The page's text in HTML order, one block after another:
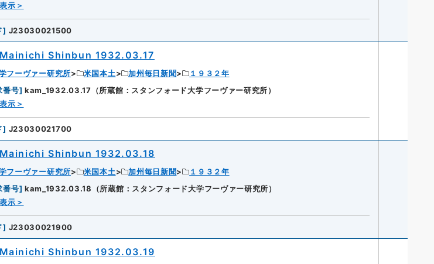
示＞
] J23030021500
Shinbun 1932.03.17
フーヴァー研究所 米国本土 加州毎日新聞
１９３２年
番号] kam_1932.03.17（所蔵館：スタンフォード大学フーヴァー研究所）
示＞
] J23030021700
Shinbun 1932.03.18
フーヴァー研究所 米国本土 加州毎日新聞
１９３２年
番号] kam_1932.03.18（所蔵館：スタンフォード大学フーヴァー研究所）
示＞
] J23030021900
Shinbun 1932.03.19